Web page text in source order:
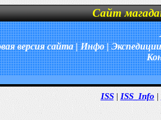
Сайт
версия сайта|Инфо|Экспедиции
ISS| ISS_Info |